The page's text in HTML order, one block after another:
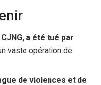
a été tué par
vaste opération de
de violences et de